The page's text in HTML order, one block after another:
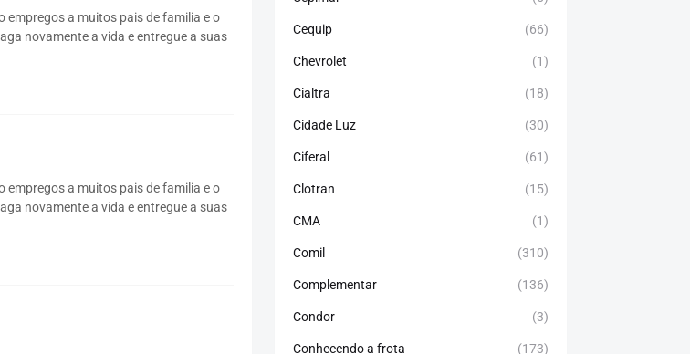
empregos a muitos pais de familia e o
novamente a vida e entregue a suas
empregos a muitos pais de familia e o
novamente a vida e entregue a suas
Cequip (66)
Chevrolet (1)
Cialtra (18)
Cidade Luz (30)
Ciferal (61)
Clotran (15)
CMA (1)
Comil (310)
Complementar (136)
Condor (3)
Conhecendo a frota (173)